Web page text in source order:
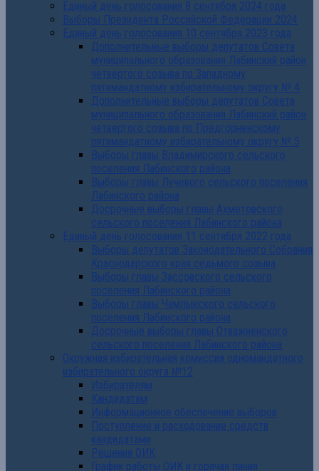
Единый день голосования 8 сентября 2024 года
Выборы Президента Российской Федерации 2024
Единый день голосования 10 сентября 2023 года
Дополнительные выборы депутатов Совета
муниципального образования Лабинский район
четвертого созыва по Западному
пятимандатному избирательному округу № 4
Дополнительные выборы депутатов Совета
муниципального образования Лабинский район
четвертого созыва по Предгорненскому
пятимандатному избирательному округу № 5
Выборы главы Владимирского сельского
поселения Лабинского района
Выборы главы Лучевого сельского поселения
Лабинского района
Досрочные выборы главы Ахметовского
сельского поселения Лабинского района
Единый день голосования 11 сентября 2022 года
Выборы депутатов Законодательного Собрания
Краснодарского края седьмого созыва
Выборы главы Зассовского сельского
поселения Лабинского района
Выборы главы Чамлыкского сельского
поселения Лабинского района
Досрочные выборы главы Отважненского
сельского поселения Лабинского района
Окружная избирательная комиссия одномандатного
избирательного округа №12
Избирателям
Кандидатам
Информационное обеспечение выборов
Поступление и расходование средств
кандидатами
Решения ОИК
График работы ОИК и горячая линия